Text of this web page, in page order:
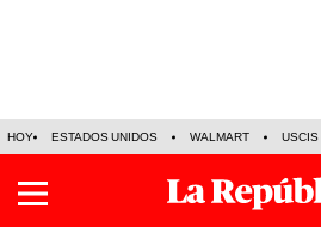
HOY ESTADOS UNIDOS WALMART USCIS